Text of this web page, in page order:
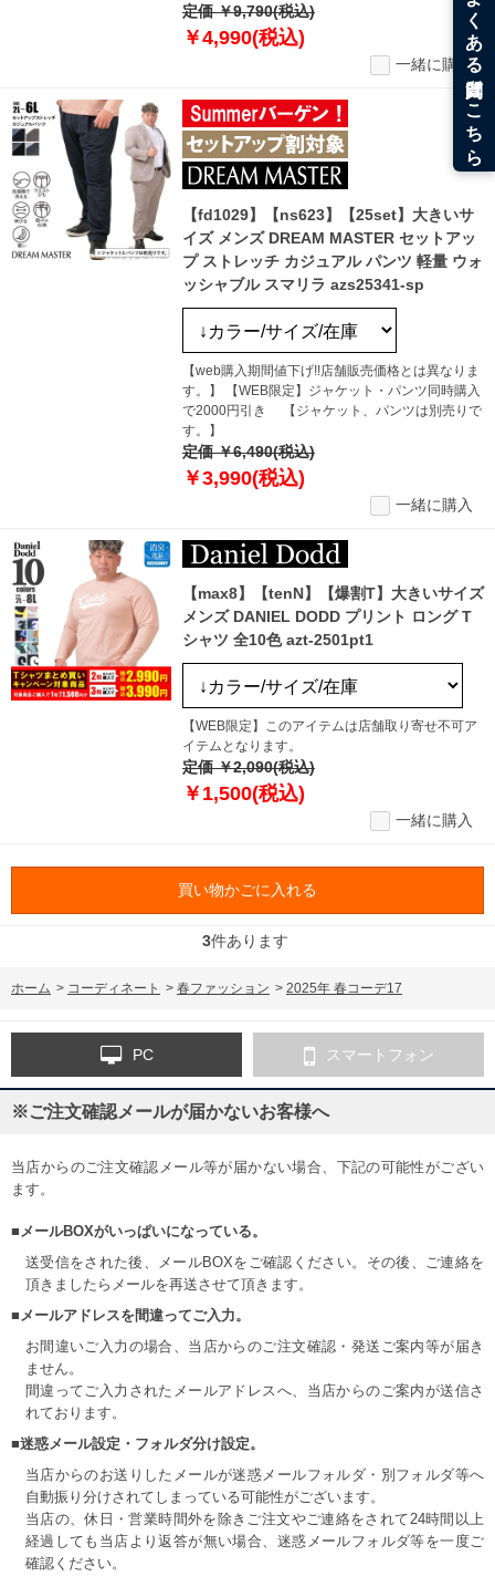
定価 ￥9,790(税込)
￥4,990(税込)
一緒に購入
【fd1029】【ns623】【25set】大きいサ
イズ メンズ DREAM MASTER セットアッ
プ ストレッチ カジュアル パンツ 軽量 ウォ
ッシャブル スマリラ azs25341-sp
【web購入期間値下げ!!店舗販売価格とは異なりま
す。】 【WEB限定】ジャケット・パンツ同時購入
で2000円引き 【ジャケット、パンツは別売りで
す。】
定価 ￥6,490(税込)
￥3,990(税込)
一緒に購入
【max8】【tenN】【爆割T】大きいサイズ
メンズ DANIEL DODD プリント ロング T
シャツ 全10色 azt-2501pt1
【WEB限定】このアイテムは店舗取り寄せ不可ア
イテムとなります。
定価 ￥2,090(税込)
￥1,500(税込)
一緒に購入
買い物かごに入れる
3件あります
ホーム > コーディネート > 春ファッション > 2025年 春コーデ17
PC スマートフォン
※ご注文確認メールが届かないお客様へ
当店からのご注文確認メール等が届かない場合、下記の可能性がござい
ます。
■メールBOXがいっぱいになっている。
送受信をされた後、メールBOXをご確認ください。その後、ご連絡を
頂きましたらメールを再送させて頂きます。
■メールアドレスを間違ってご入力。
お間違いご入力の場合、当店からのご注文確認・発送ご案内等が届き
ません。
間違ってご入力されたメールアドレスへ、当店からのご案内が送信さ
れております。
■迷惑メール設定・フォルダ分け設定。
当店からのお送りしたメールが迷惑メールフォルダ・別フォルダ等へ
自動振り分けされてしまっている可能性がございます。
当店の、休日・営業時間外を除きご注文やご連絡をされて24時間以上
経過しても当店より返答が無い場合、迷惑メールフォルダ等を一度ご
確認ください。